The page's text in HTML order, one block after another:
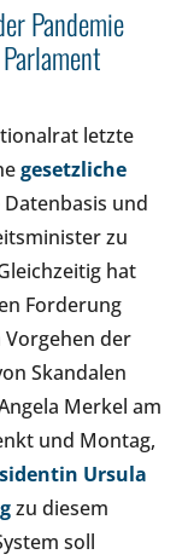
Pandemie
letzte
gesetzliche
und
zu
hat
Forderung
der
Skandalen
Merkel am
und Montag,
Ursula
zu diesem
soll